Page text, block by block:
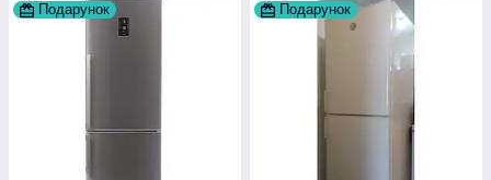
Подарунок Подарунок